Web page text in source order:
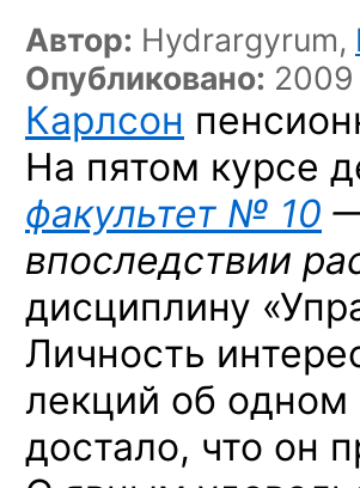
Автор: Hydrargyrum,
Опубликовано: 2009
Карлсон
На пятом курсе
факультет № 10
впоследствии
дисциплину
Личность
лекций об
достало, что он